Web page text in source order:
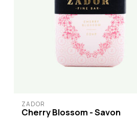
ZADOR
Cherry Blossom - Savon